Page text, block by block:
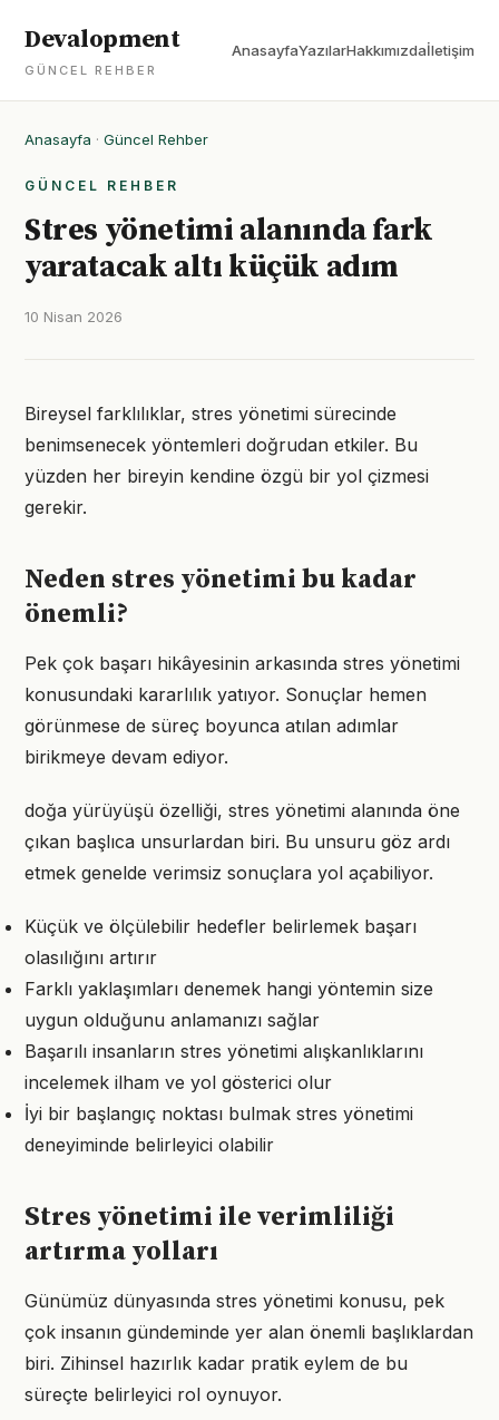
Devalopment
GÜNCEL REHBER
AnasayfaYazılarHakkımızdaİletişim
Anasayfa · Güncel Rehber
GÜNCEL REHBER
Stres yönetimi alanında fark
yaratacak altı küçük adım
10 Nisan 2026
Bireysel farklılıklar, stres yönetimi sürecinde
benimsenecek yöntemleri doğrudan etkiler. Bu
yüzden her bireyin kendine özgü bir yol çizmesi
gerekir.
Neden stres yönetimi bu kadar
önemli?
Pek çok başarı hikâyesinin arkasında stres yönetimi
konusundaki kararlılık yatıyor. Sonuçlar hemen
görünmese de süreç boyunca atılan adımlar
birikmeye devam ediyor.
doğa yürüyüşü özelliği, stres yönetimi alanında öne
çıkan başlıca unsurlardan biri. Bu unsuru göz ardı
etmek genelde verimsiz sonuçlara yol açabiliyor.
Küçük ve ölçülebilir hedefler belirlemek başarı
olasılığını artırır
Farklı yaklaşımları denemek hangi yöntemin size
uygun olduğunu anlamanızı sağlar
Başarılı insanların stres yönetimi alışkanlıklarını
incelemek ilham ve yol gösterici olur
İyi bir başlangıç noktası bulmak stres yönetimi
deneyiminde belirleyici olabilir
Stres yönetimi ile verimliliği
artırma yolları
Günümüz dünyasında stres yönetimi konusu, pek
çok insanın gündeminde yer alan önemli başlıklardan
biri. Zihinsel hazırlık kadar pratik eylem de bu
süreçte belirleyici rol oynuyor.